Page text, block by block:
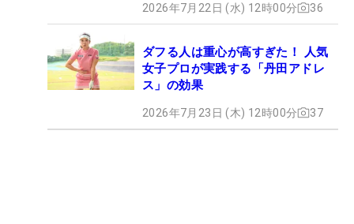
2026年7月22日 (水) 12時00分 36
ダフる人は重心が高すぎた！ 人気
女子プロが実践する「丹田アドレ
ス」の効果
2026年7月23日 (木) 12時00分 37